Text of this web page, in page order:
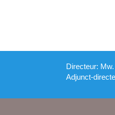
Directeur:
Adjunct-